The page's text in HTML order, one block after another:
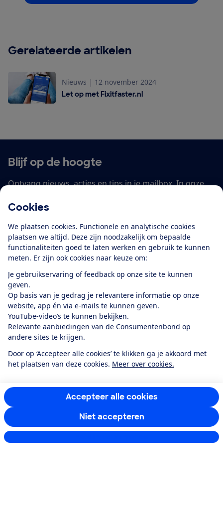
Cookies
We plaatsen cookies. Functionele en analytische cookies
plaatsen we altijd. Deze zijn noodzakelijk om bepaalde
functionaliteiten goed te laten werken en gebruik te kunnen
meten. Er zijn ook cookies naar keuze om:
Je gebruikservaring of feedback op onze site te kunnen
geven.
Op basis van je gedrag je relevantere informatie op onze
website, app én via e-mails te kunnen geven.
YouTube-video’s te kunnen bekijken.
Relevante aanbiedingen van de Consumentenbond op
andere sites te krijgen.
Door op ‘Accepteer alle cookies’ te klikken ga je akkoord met
het plaatsen van deze cookies. Meer over cookies.
Accepteer alle cookies
Niet accepteren
Gerelateerde artikelen
Let op met Fixitfaster.nl
Nieuws 12 november 2024
Let op met Fixitfaster.nl
Blijf op de hoogte
Ontvang nieuws, acties en tips in je mailbox. In onze
persoonsgegevens en e-mails voor je personaliseren.
E-mailadres
Ik meld me aan
Service & Contact
Boeken & Bladen
Download de app